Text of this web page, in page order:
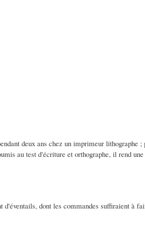
deux ans chez un imprimeur lithographe
au test d'écriture et orthographe, il rend
dont les commandes suffiraient à